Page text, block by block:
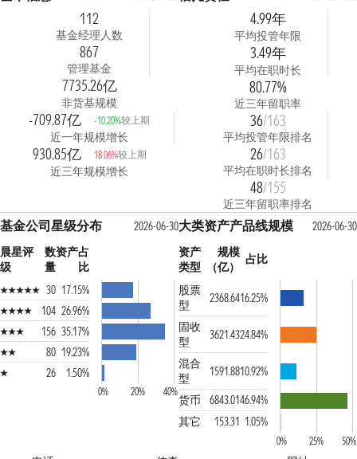
112
基金经理人数
867
管理基金
7735.26亿
非货基规模
-709.87亿 -10.20%较上期
近一年规模增长
930.85亿 18.06%较上期
近三年规模增长
4.99年
平均投管年限
3.49年
平均在职时长
80.77%
近三年留职率
36/163
平均投管年限排名
26/163
平均在职时长排名
48/155
近三年留职率排名
基金公司星级分布
2026-06-30
晨星评
级
数
量
资产占
比
30 17.15%
104 26.96%
156 35.17%
80 19.23%
26
1.50%
0% 20% 40%
大类资产产品线规模
2026-06-30
资产
类型
规模
（亿）
占比
股票
型
2368.6416.25%
固收
型
3621.4324.84%
混合
型
1591.8810.92%
货币
6843.0146.94%
其它
153.31 1.05%
0% 25% 50%